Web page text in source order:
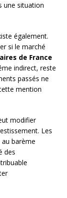
une situation
également.
si le marché
de France
indirect, reste
passés ne
mention
modifier
Les
barème
des